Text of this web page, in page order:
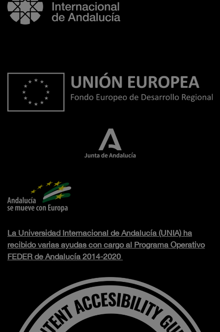
La Universidad Internacional de Andalucía (UNIA) ha
recibido varias ayudas con cargo al Programa Operativo
FEDER de Andalucía 2014-2020